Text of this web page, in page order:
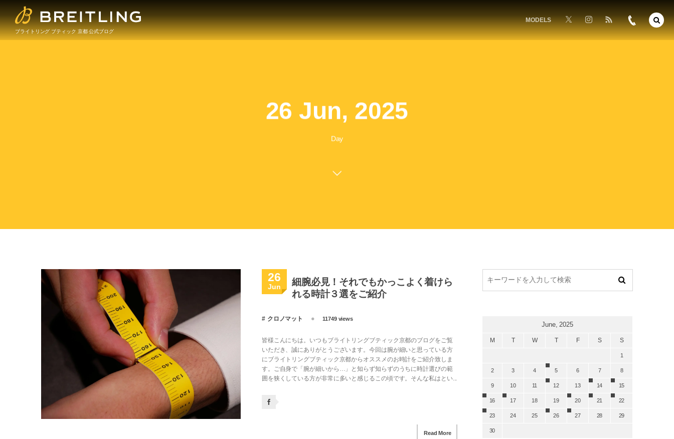
ブライトリング ブティック 京都 公式ブログ
MODELS
26 Jun, 2025
Day
26
Jun
細腕必見！それでもかっこよく着けら
れる時計３選をご紹介
クロノマット 11749 views
皆様こんにちは。いつもブライトリングブティック京都のブログをご覧
いただき、誠にありがとうございます。今回は腕が細いと思っている方
にブライトリングブティック京都からオススメのお時計をご紹介致しま
す。ご自身で「腕が細いから…」と知らず知らずのうちに時計選びの範
囲を狭くしている方が非常に多いと感じるこの頃です。そんな私はとい...
Read More
June, 2025
M T W T F S S
1
2 3 4 5 6 7 8
9 10 11 12 13 14 15
16 17 18 19 20 21 22
23 24 25 26 27 28 29
30